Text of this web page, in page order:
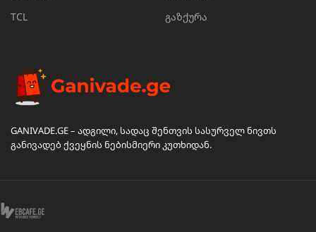
TCL
გაზქურა
GANIVADE.GE – ადგილი, სადაც შენთვის სასურველ ნივთს
განივადებ ქვეყნის ნებისმიერი კუთხიდან.